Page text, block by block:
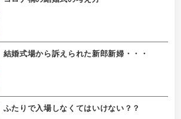
結婚式場から訴えられた新郎新婦・・・
ふたりで入場しなくてはいけない？？